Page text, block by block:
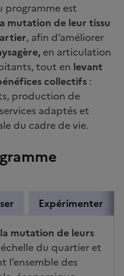
programme est
mutation de leur tissu
, afin d’améliorer
en articulation
tout en levant
collectifs :
production de
adaptés et
du cadre de vie.
Expérimenter
mutation de leurs
du quartier et
l’ensemble des